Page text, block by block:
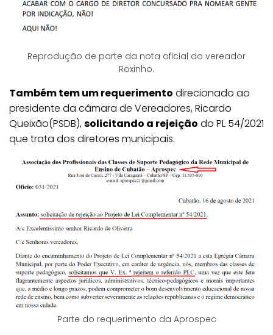
Reprodução de parte da nota oficial do vereador
Roxinho.
Também tem um requerimento direcionado ao
presidente da câmara de Vereadores, Ricardo
Queixão(PSDB),solicitando a rejeição do PL 54/2021
que trata dos diretores municipais.
Parte do requerimento da Aprospec